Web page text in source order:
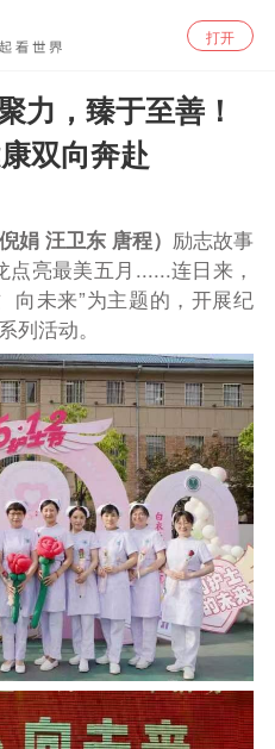
打开
力，臻于至善！
双向奔赴
倪娟 汪卫东 唐程） 励志故事
亮最美五月......连日来，
向未来”为主题的，开展纪
列活动。